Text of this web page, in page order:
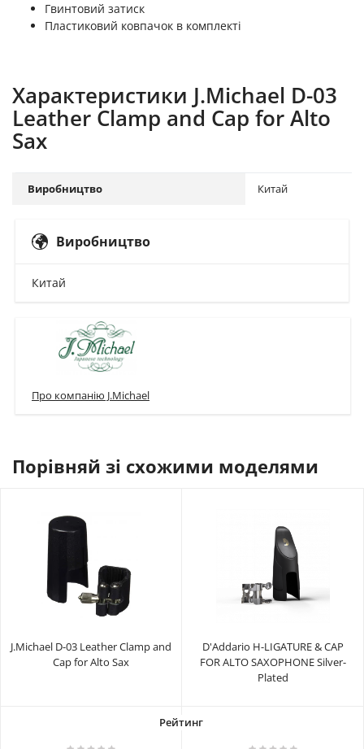
Гвинтовий затиск
Пластиковий ковпачок в комплекті
Характеристики J.Michael D-03
Leather Clamp and Cap for Alto
Sax
Виробництво Китай
Виробництво
Китай
Про компанію J.Michael
Порівняй зі схожими моделями
J.Michael D-03 Leather Clamp and
Cap for Alto Sax
D'Addario H-LIGATURE & CAP
FOR ALTO SAXOPHONE Silver-
Plated